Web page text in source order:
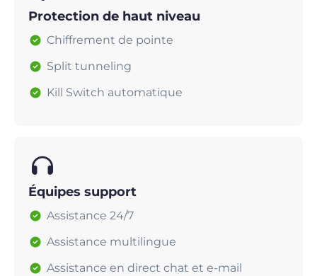
Protection de haut niveau
Chiffrement de pointe
Split tunneling
Kill Switch automatique
Équipes support
Assistance 24/7
Assistance multilingue
Assistance en direct chat et e-mail